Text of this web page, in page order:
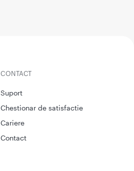
CONTACT
Suport
Chestionar de satisfactie
Cariere
Contact